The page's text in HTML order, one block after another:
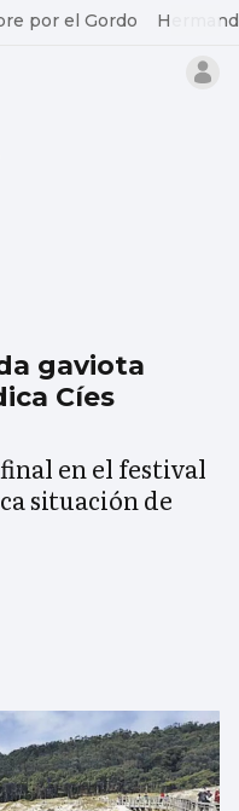
por el Gordo
gaviota
Cíes
en el festival
situación de